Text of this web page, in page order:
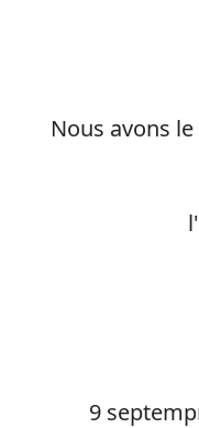
Nous avons
9